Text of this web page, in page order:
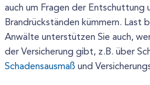
auch um Fragen der Entschuttung
Brandrückständen kümmern. Last
Anwälte unterstützen Sie auch,
der Versicherung gibt, z.B. über
Schadensausmaß und